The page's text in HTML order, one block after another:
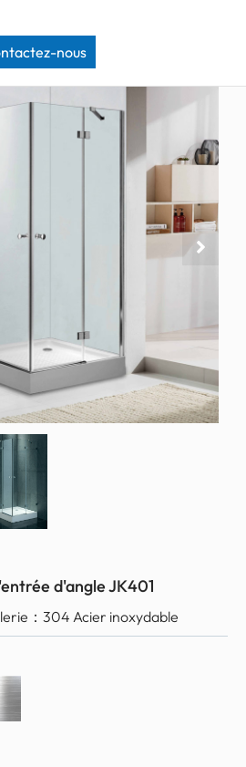
nous
JK401
d'angle JK401
： 304 Acier inoxydable